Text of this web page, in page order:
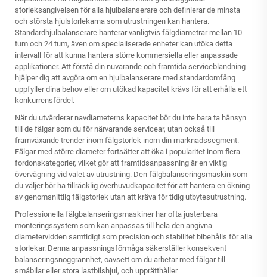
storleksangivelsen för alla hjulbalanserare och definierar de minsta
och största hjulstorlekarna som utrustningen kan hantera.
Standardhjulbalanserare hanterar vanligtvis fälgdiametrar mellan 10
tum och 24 tum, även om specialiserade enheter kan utöka detta
intervall för att kunna hantera större kommersiella eller anpassade
applikationer. Att förstå din nuvarande och framtida serviceblandning
hjälper dig att avgöra om en hjulbalanserare med standardomfång
uppfyller dina behov eller om utökad kapacitet krävs för att erhålla ett
konkurrensfördel.
När du utvärderar navdiameterns kapacitet bör du inte bara ta hänsyn
till de fälgar som du för närvarande servicear, utan också till
framväxande trender inom fälgstorlek inom din marknadssegment.
Fälgar med större diameter fortsätter att öka i popularitet inom flera
fordonskategorier, vilket gör att framtidsanpassning är en viktig
övervägning vid valet av utrustning. Den fälgbalanseringsmaskin som
du väljer bör ha tillräcklig överhuvudkapacitet för att hantera en ökning
av genomsnittlig fälgstorlek utan att kräva för tidig utbytesutrustning.
Professionella fälgbalanseringsmaskiner har ofta justerbara
monteringssystem som kan anpassas till hela den angivna
diametervidden samtidigt som precision och stabilitet bibehålls för alla
storlekar. Denna anpassningsförmåga säkerställer konsekvent
balanseringsnoggrannhet, oavsett om du arbetar med fälgar till
småbilar eller stora lastbilshjul, och upprätthåller